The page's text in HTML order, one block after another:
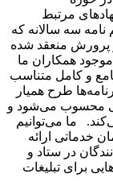
مرتبط
نامه سه سالانه که
پرورش منعقد شده
همکاران ما
و کامل متناسب
طرح همیار
محسوب می‌شود و
ما می‌توانیم
خدماتی ارائه
در ستاد و
برای تبلیغات